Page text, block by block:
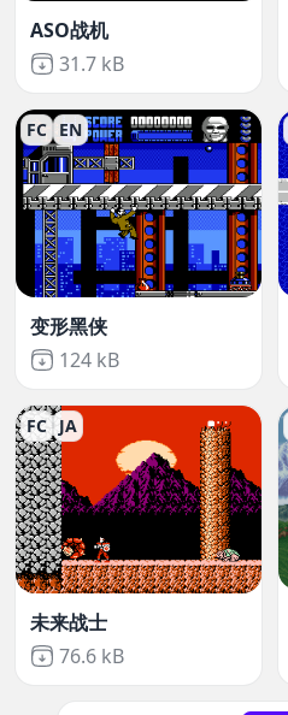
ASO战机
Not downloaded
31.7 kB
FC EN
变形黑侠
Not downloaded
124 kB
FC JA
未来战士
Not downloaded
76.6 kB